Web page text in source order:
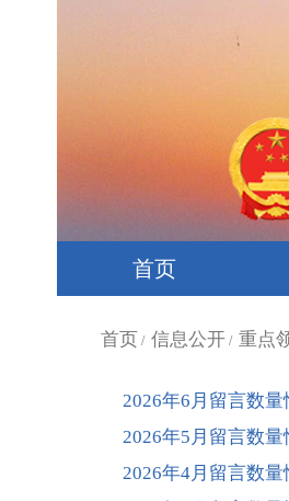
首页
首页 / 信息公开 / 重点
2026年6月留言数
2026年5月留言数
2026年4月留言数